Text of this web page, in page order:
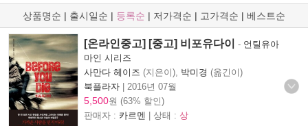
상품명순 | 출시일순 | 등록순 | 저가격순 | 고가격순 | 베스트순
[온라인중고] [중고] 비포유다이 - 언틸유아
마인 시리즈
사만다 헤이즈 (지은이), 박미경 (옮긴이)
북플라자 | 2016년 07월
5,500원 (63% 할인)
판매자 : 카르멘 | 상태 : 상